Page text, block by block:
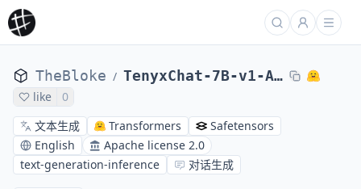
TheBloke / TenyxChat-7B-v1-AWQ
like
0
文本生成
Transformers
Safetensors
English
Apache license 2.0
text-generation-inference
对话生成